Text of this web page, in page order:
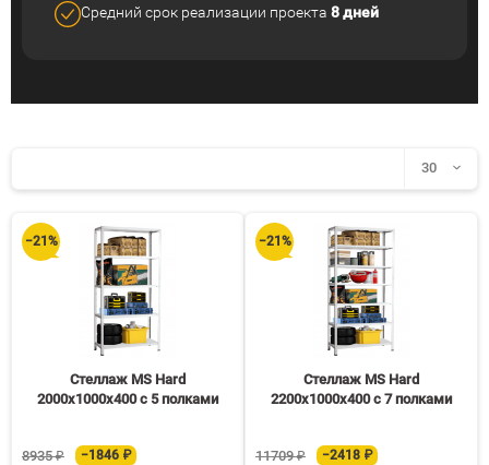
Средний срок реализации проекта 8 дней
30
−21%
Стеллаж MS Hard
2000х1000х400 c 5 полками
8935 ₽ −1846 ₽
−21%
Стеллаж MS Hard
2200х1000х400 c 7 полками
11709 ₽ −2418 ₽